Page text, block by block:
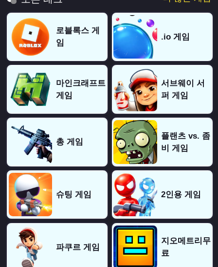
로블록스 게
임
.io 게임
마인크래프트
게임
서브웨이 서
퍼 게임
총 게임
플랜츠 vs. 좀
비 게임
슈팅 게임 2인용 게임
파쿠르 게임
지오메트리무
료